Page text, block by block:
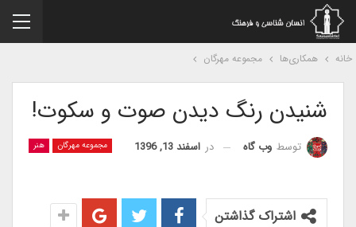
همکاری‌ها مجموعه مهرگان
شنیدن رنگ دیدن صوت و سکوت!
مجموعه مهرگان هنر توسطوب گاه دراسفند 13, 1396
اشتراک گذاشتن